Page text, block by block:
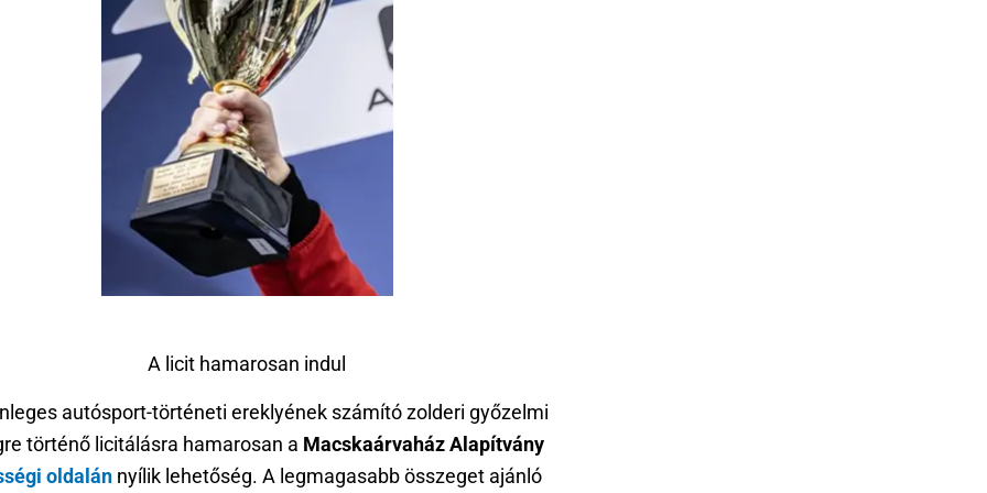
A licit hamarosan indul
autósport-történeti ereklyének számító zolderi győzelmi
történő licitálásra hamarosan a Macskaárvaház Alapítvány
oldalán nyílik lehetőség. A legmagasabb összeget ajánló